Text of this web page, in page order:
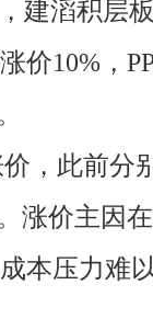
建滔积层
价10%，
，此前分
涨价主因
本压力难